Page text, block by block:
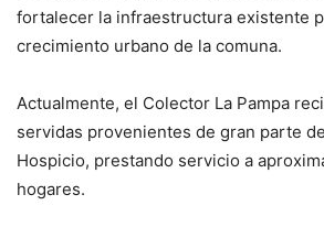
fortalecer la infraestructura existente
crecimiento urbano de la comuna.
Actualmente, el Colector La Pampa
servidas provenientes de gran parte
Hospicio, prestando servicio a
hogares.